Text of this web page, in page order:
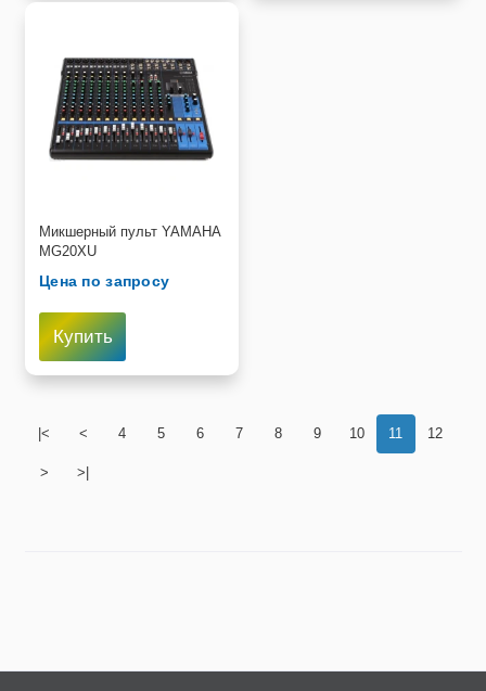
Микшерный пульт YAMAHA
MG20XU
Цена по запросу
Купить
|< < 4 5 6 7 8 9 10 11 12
> >|